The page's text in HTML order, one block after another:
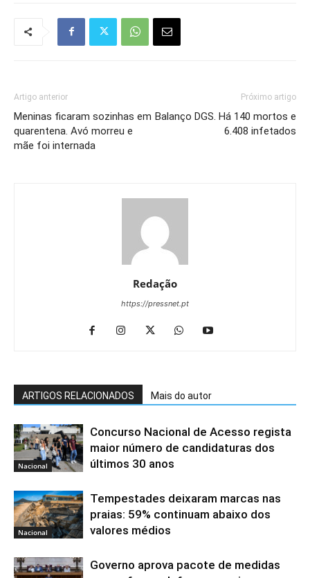
Artigo anterior
Meninas ficaram sozinhas em
quarentena. Avó morreu e
mãe foi internada
Próximo artigo
Balanço DGS. Há 140 mortos e
6.408 infetados
Redação
https://pressnet.pt
ARTIGOS RELACIONADOS Mais do autor
Nacional
Concurso Nacional de Acesso regista
maior número de candidaturas dos
últimos 30 anos
Nacional
Tempestades deixaram marcas nas
praias: 59% continuam abaixo dos
valores médios
Governo aprova pacote de medidas